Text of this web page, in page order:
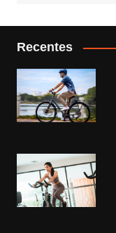
Recentes